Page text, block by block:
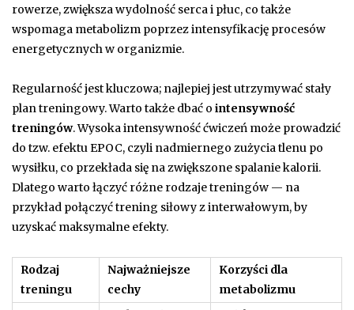
rowerze, zwiększa wydolność serca i płuc, co także
wspomaga metabolizm poprzez intensyfikację procesów
energetycznych w organizmie.
Regularność jest kluczowa; najlepiej jest utrzymywać stały
plan treningowy. Warto także dbać o intensywność
treningów. Wysoka intensywność ćwiczeń może prowadzić
do tzw. efektu EPOC, czyli nadmiernego zużycia tlenu po
wysiłku, co przekłada się na zwiększone spalanie kalorii.
Dlatego warto łączyć różne rodzaje treningów — na
przykład połączyć trening siłowy z interwałowym, by
uzyskać maksymalne efekty.
Rodzaj
treningu
Najważniejsze
cechy
Korzyści dla
metabolizmu